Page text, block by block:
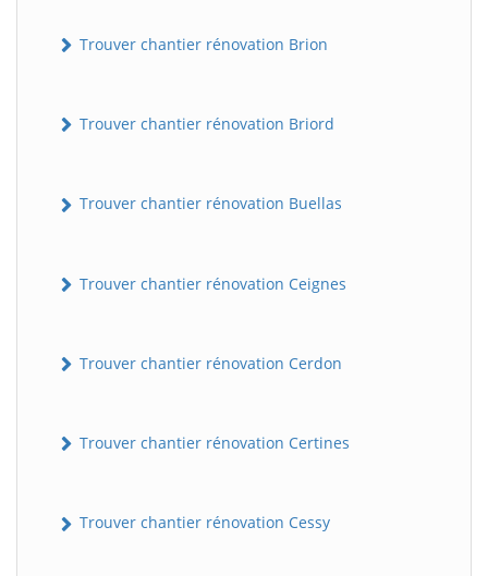
Trouver chantier rénovation Brion
Trouver chantier rénovation Briord
Trouver chantier rénovation Buellas
Trouver chantier rénovation Ceignes
Trouver chantier rénovation Cerdon
Trouver chantier rénovation Certines
Trouver chantier rénovation Cessy